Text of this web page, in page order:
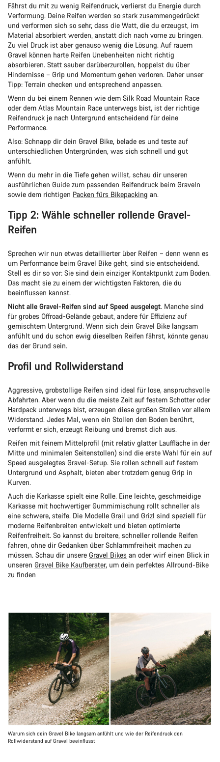
Fährst du mit zu wenig Reifendruck, verlierst du Energie durch
Verformung. Deine Reifen werden so stark zusammengedrückt
und verformen sich so sehr, dass die Watt, die du erzeugst, im
Material absorbiert werden, anstatt dich nach vorne zu bringen.
Zu viel Druck ist aber genauso wenig die Lösung. Auf rauem
Gravel können harte Reifen Unebenheiten nicht richtig
absorbieren. Statt sauber darüberzurollen, hoppelst du über
Hindernisse – Grip und Momentum gehen verloren. Daher unser
Tipp: Terrain checken und entsprechend anpassen.
Wenn du bei einem Rennen wie dem Silk Road Mountain Race
oder dem Atlas Mountain Race unterwegs bist, ist der richtige
Reifendruck je nach Untergrund entscheidend für deine
Performance.
Also: Schnapp dir dein Gravel Bike, belade es und teste auf
unterschiedlichen Untergründen, was sich schnell und gut
anfühlt.
Wenn du mehr in die Tiefe gehen willst, schau dir unseren
ausführlichen Guide zum passenden Reifendruck beim Graveln
sowie dem richtigen Packen fürs Bikepacking an.
Tipp 2: Wähle schneller rollende Gravel-
Reifen
Sprechen wir nun etwas detaillierter über Reifen – denn wenn es
um Performance beim Gravel Bike geht, sind sie entscheidend.
Stell es dir so vor: Sie sind dein einziger Kontaktpunkt zum Boden.
Das macht sie zu einem der wichtigsten Faktoren, die du
beeinflussen kannst.
Nicht alle Gravel-Reifen sind auf Speed ausgelegt. Manche sind
für grobes Offroad-Gelände gebaut, andere für Effizienz auf
gemischtem Untergrund. Wenn sich dein Gravel Bike langsam
anfühlt und du schon ewig dieselben Reifen fährst, könnte genau
das der Grund sein.
Profil und Rollwiderstand
Aggressive, grobstollige Reifen sind ideal für lose, anspruchsvolle
Abfahrten. Aber wenn du die meiste Zeit auf festem Schotter oder
Hardpack unterwegs bist, erzeugen diese großen Stollen vor allem
Widerstand. Jedes Mal, wenn ein Stollen den Boden berührt,
verformt er sich, erzeugt Reibung und bremst dich aus.
Reifen mit feinem Mittelprofil (mit relativ glatter Lauffläche in der
Mitte und minimalen Seitenstollen) sind die erste Wahl für ein auf
Speed ausgelegtes Gravel-Setup. Sie rollen schnell auf festem
Untergrund und Asphalt, bieten aber trotzdem genug Grip in
Kurven.
Auch die Karkasse spielt eine Rolle. Eine leichte, geschmeidige
Karkasse mit hochwertiger Gummimischung rollt schneller als
eine schwere, steife. Die Modelle Grail und Grizl sind speziell für
moderne Reifenbreiten entwickelt und bieten optimierte
Reifenfreiheit. So kannst du breitere, schneller rollende Reifen
fahren, ohne dir Gedanken über Schlammfreiheit machen zu
müssen. Schau dir unsere Gravel Bikes an oder wirf einen Blick in
unseren Gravel Bike Kaufberater, um dein perfektes Allround-Bike
zu finden
Warum sich dein Gravel Bike langsam anfühlt und wie der Reifendruck den
Rollwiderstand auf Gravel beeinflusst